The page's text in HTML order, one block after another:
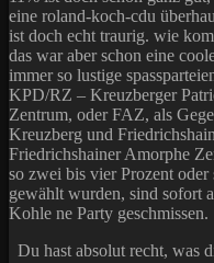
eine roland-koch-cdu
ist doch echt traurig. wie
das war aber schon eine
immer so lustige
KPD/RZ – Kreuzberger
Zentrum, oder FAZ, als
Kreuzberg und
Friedrichshainer Amorphe
so zwei bis vier Prozent
gewählt wurden, sind sofort
Kohle ne Party geschmissen.
Du hast absolut recht, was